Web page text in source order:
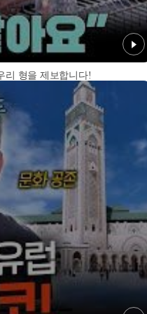
리 형을 제보합니다!